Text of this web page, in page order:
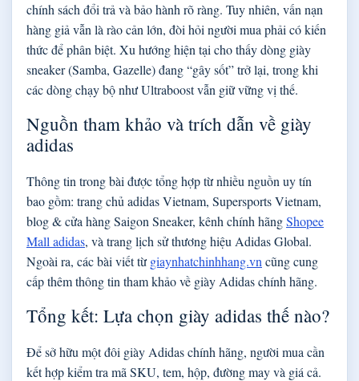
chính sách đổi trả và bảo hành rõ ràng. Tuy nhiên, vấn nạn
hàng giả vẫn là rào cản lớn, đòi hỏi người mua phải có kiến
thức để phân biệt. Xu hướng hiện tại cho thấy dòng giày
sneaker (Samba, Gazelle) đang “gây sốt” trở lại, trong khi
các dòng chạy bộ như Ultraboost vẫn giữ vững vị thế.
Nguồn tham khảo và trích dẫn về giày
adidas
Thông tin trong bài được tổng hợp từ nhiều nguồn uy tín
bao gồm: trang chủ adidas Vietnam, Supersports Vietnam,
blog & cửa hàng Saigon Sneaker, kênh chính hãngShopee
Mall adidas, và trang lịch sử thương hiệu Adidas Global.
Ngoài ra, các bài viết từgiaynhatchinhhang.vn cũng cung
cấp thêm thông tin tham khảo về giày Adidas chính hãng.
Tổng kết: Lựa chọn giày adidas thế nào?
Để sở hữu một đôi giày Adidas chính hãng, người mua cần
kết hợp kiểm tra mã SKU, tem, hộp, đường may và giá cả.